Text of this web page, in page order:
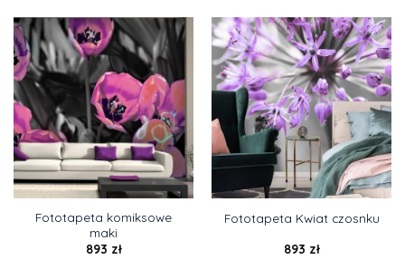
Fototapeta komiksowe
maki
893 zł
Fototapeta Kwiat czosnku
893 zł